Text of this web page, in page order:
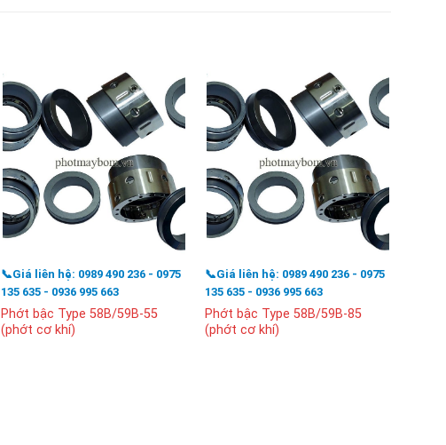
📞Giá liên hệ: 0989 490 236 - 0975
135 635 - 0936 995 663
Phớt bậc Type 58B/59B-55
(phớt cơ khí)
📞Giá liên hệ: 0989 490 236 - 0975
135 635 - 0936 995 663
Phớt bậc Type 58B/59B-85
(phớt cơ khí)